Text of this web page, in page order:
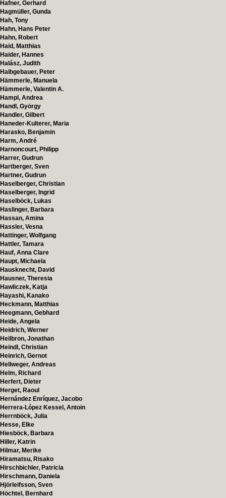
Hafner, Gerhard
Hagmüller, Gunda
Hah, Tony
Hahn, Hans Peter
Hahn, Robert
Haid, Matthias
Haider, Hannes
Halász, Judith
Halbgebauer, Peter
Hämmerle, Manuela
Hämmerle, Valentin A.
Hampl, Andrea
Handl, György
Handler, Gilbert
Haneder-Kulterer, Maria
Harasko, Benjamin
Harm, André
Harnoncourt, Philipp
Harrer, Gudrun
Hartberger, Sven
Hartner, Gudrun
Haselberger, Christian
Haselberger, Ingrid
Haselböck, Lukas
Haslinger, Barbara
Hassan, Amina
Hassler, Vesna
Hattinger, Wolfgang
Hattler, Tamara
Hauf, Anna Clare
Haupt, Michaela
Hausknecht, David
Hausner, Theresia
Hawliczek, Katja
Hayashi, Kanako
Heckmann, Matthias
Heegmann, Gebhard
Heide, Angela
Heidrich, Werner
Heilbron, Jonathan
Heindl, Christian
Heinrich, Gernot
Hellweger, Andreas
Helm, Richard
Herfert, Dieter
Herget, Raoul
Hernández Enríquez, Jacobo
Herrera-López Kessel, Antoin
Herrnböck, Julia
Hesse, Elke
Hiesböck, Barbara
Hiller, Katrin
Hilmar, Merike
Hiramatsu, Risako
Hirschbichler, Patricia
Hirschmann, Daniela
Hjörleifsson, Sven
Höchtel, Bernhard